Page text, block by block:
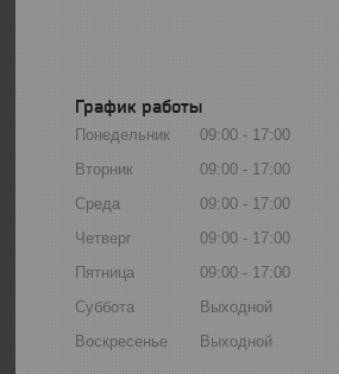
График работы
Понедельник 09:00
17:00
Вторник
09:00
17:00
Среда
09:00
17:00
Четверг
09:00
17:00
Пятница
09:00
17:00
Суббота
Выходной
Воскресенье
Выходной